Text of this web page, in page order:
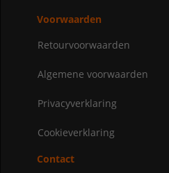
Voorwaarden
Retourvoorwaarden
Algemene voorwaarden
Privacyverklaring
Cookieverklaring
Contact